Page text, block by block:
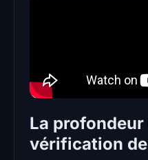
La profondeur
vérification